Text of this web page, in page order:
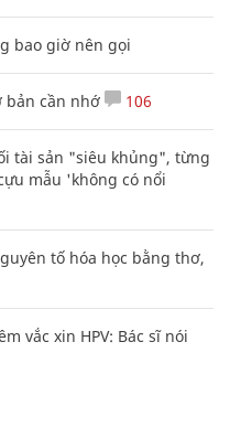
bao giờ nên gọi
bản cần nhớ 106
tài sản "siêu khủng", từng
mẫu 'không có nổi
tố hóa học bằng thơ,
vắc xin HPV: Bác sĩ nói